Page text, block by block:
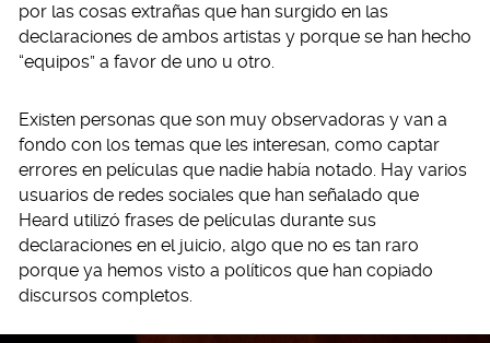
por las cosas extrañas que han surgido en las
declaraciones de ambos artistas y porque se han hecho
“equipos” a favor de uno u otro.
Existen personas que son muy observadoras y van a
fondo con los temas que les interesan, como captar
errores en películas que nadie había notado. Hay varios
usuarios de redes sociales que han señalado que
Heard utilizó frases de películas durante sus
declaraciones en el juicio, algo que no es tan raro
porque ya hemos visto a políticos que han copiado
discursos completos.